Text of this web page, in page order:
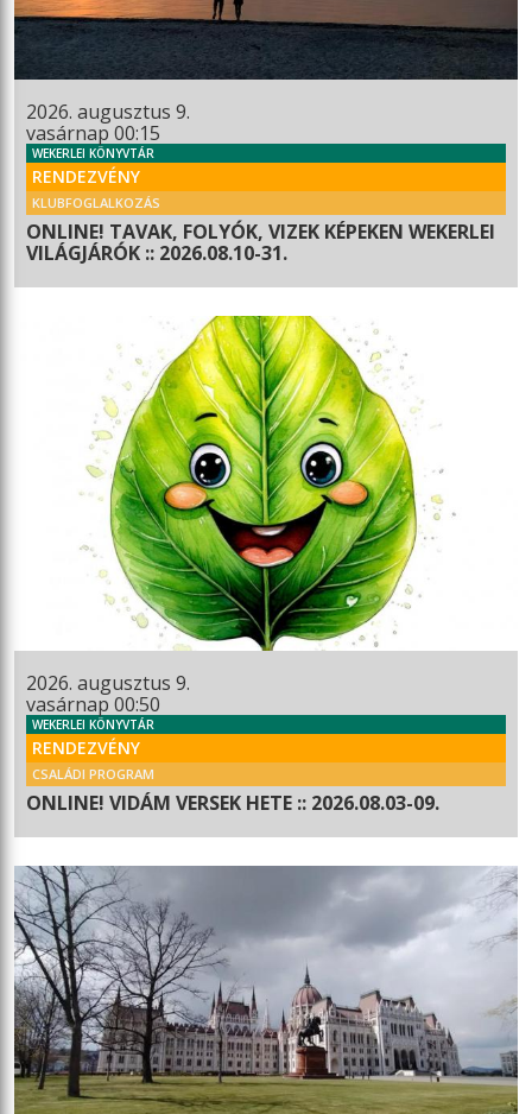
2026. augusztus 9.
vasárnap 00:15
WEKERLEI KÖNYVTÁR
RENDEZVÉNY
KLUBFOGLALKOZÁS
ONLINE! TAVAK, FOLYÓK, VIZEK KÉPEKEN WEKERLEI
VILÁGJÁRÓK :: 2026.08.10-31.
2026. augusztus 9.
vasárnap 00:50
WEKERLEI KÖNYVTÁR
RENDEZVÉNY
CSALÁDI PROGRAM
ONLINE! VIDÁM VERSEK HETE :: 2026.08.03-09.